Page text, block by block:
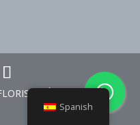
CORAZÓN
Spanish